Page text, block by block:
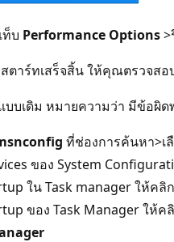
บ Performance Options
ตาร์ทเสร็จสิ้น ให้คุณตรวจส
บเดิม หมายความว่า มีข้อผิ
ที่ช่องการค้นหา>เ
ของ System
ใน Task manager ให้คลิก
ของ Task Manager ให้ค